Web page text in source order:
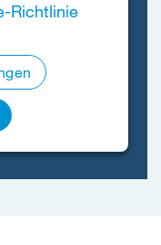
Richtlinie